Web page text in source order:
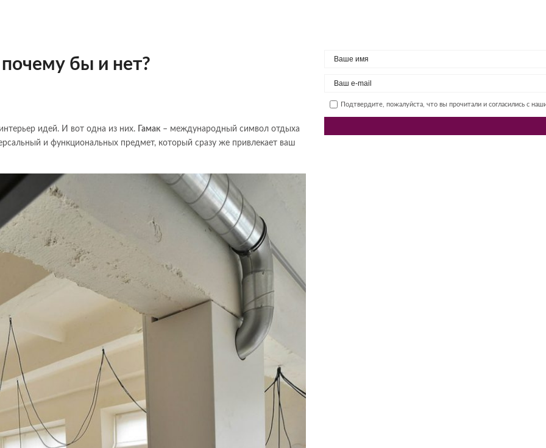
бы и нет?
идей. И вот одна из них. Гамак – международный символ отдыха
и функциональных предмет, который сразу же привлекает ваш
Подтвердите, пожалуйста, что вы прочитали и согласились с